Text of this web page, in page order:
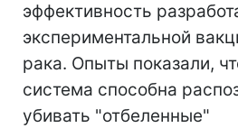
эффективность
экспериментальной
рака. Опыты показали,
система способна
убивать "отбеленные"